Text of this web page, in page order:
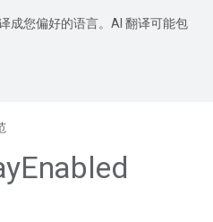
成您偏好的语言。AI 翻译可能包
Enabled